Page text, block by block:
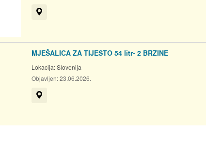
MJEŠALICA ZA TIJESTO 54 litr- 2 BRZINE
Lokacija:Slovenija
Objavljen:23.06.2026.